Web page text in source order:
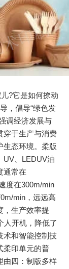
?它是如何撩动
，倡导“绿色发
调经济发展与
穿于生产与消费
生态环境。柔版
UV、LEDUV油
通常在
度在300m/min
min，远远高
，生产效率提
人开机，降低了
术和智能控制技
柔印单元的普
由四：制版多样